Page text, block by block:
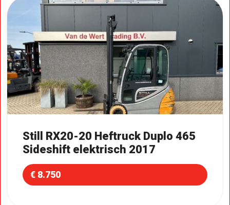
Still RX20-20 Heftruck Duplo 465
Sideshift elektrisch 2017
€ 8.750